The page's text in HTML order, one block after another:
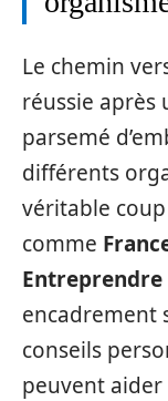
Le chemin
réussie après
parsemé
différents
véritable
comme
Entreprendre
encadrement
conseils
peuvent aider